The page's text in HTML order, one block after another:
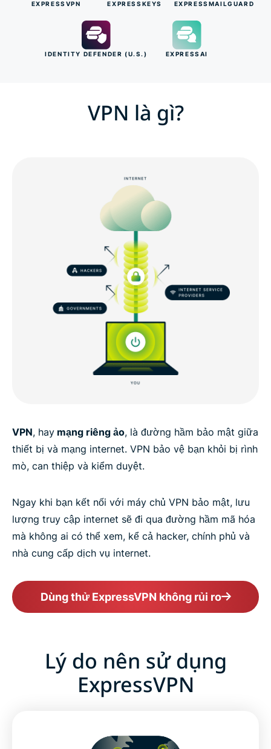
EXPRESSVPN EXPRESSKEYS EXPRESSMAILGUARD
IDENTITY DEFENDER (U.S.) EXPRESSAI
VPN là gì?
VPN, hay mạng riêng ảo, là đường hầm bảo mật giữa
thiết bị và mạng internet. VPN bảo vệ bạn khỏi bị rình
mò, can thiệp và kiểm duyệt.
Ngay khi bạn kết nối với máy chủ VPN bảo mật, lưu
lượng truy cập internet sẽ đi qua đường hầm mã hóa
mà không ai có thể xem, kể cả hacker, chính phủ và
nhà cung cấp dịch vụ internet.
Dùng thử ExpressVPN không rủi ro
Lý do nên sử dụng
ExpressVPN